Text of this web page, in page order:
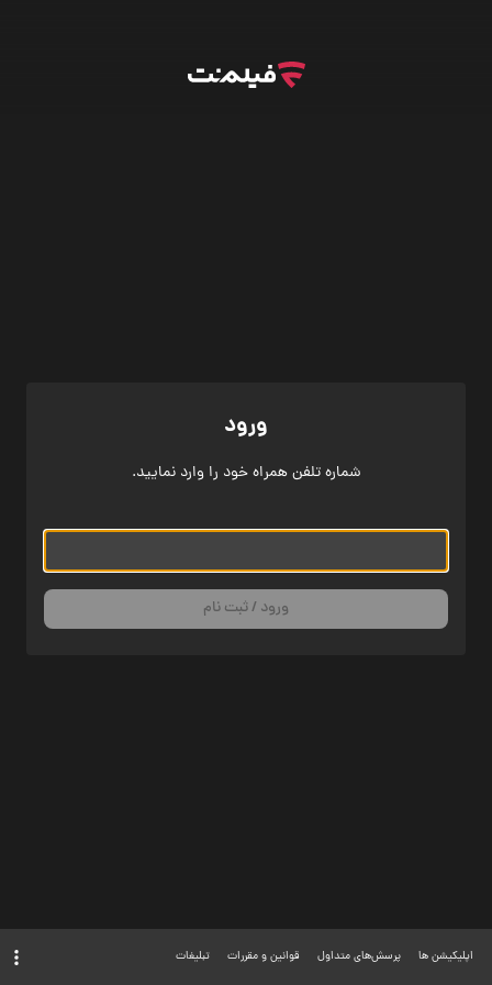
ورود
شماره تلفن همراه خود را وارد نمایید.
ورود / ثبت نام
اپلیکیشن ها پرسش‌های متداول قوانین و مقررات تبلیغات